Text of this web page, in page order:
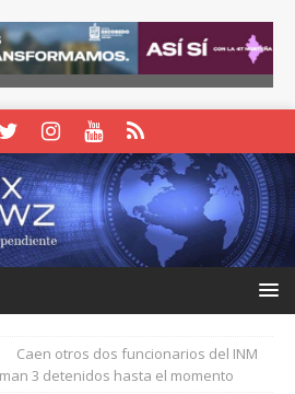
Caen otros dos funcionarios del INM
3 detenidos hasta el momento